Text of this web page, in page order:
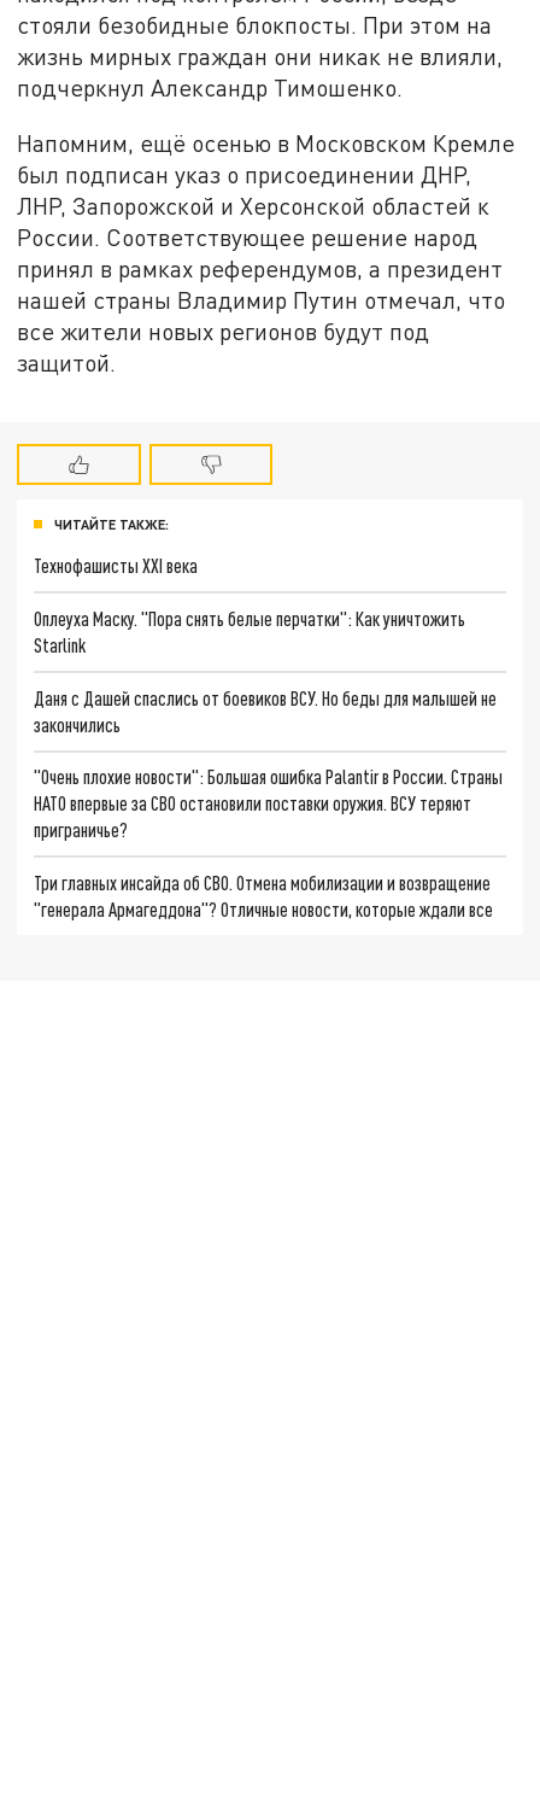
стояли безобидные блокпосты. При этом на
жизнь мирных граждан они никак не влияли,
подчеркнул Александр Тимошенко.
Напомним, ещё осенью в Московском Кремле
был подписан указ о присоединении ДНР,
ЛНР, Запорожской и Херсонской областей к
России. Соответствующее решение народ
принял в рамках референдумов, а президент
нашей страны Владимир Путин отмечал, что
все жители новых регионов будут под
защитой.
ЧИТАЙТЕ ТАКЖЕ:
Технофашисты XXI века
Оплеуха Маску. "Пора снять белые перчатки": Как уничтожить
Starlink
Даня с Дашей спаслись от боевиков ВСУ. Но беды для малышей не
закончились
"Очень плохие новости": Большая ошибка Palantir в России. Страны
НАТО впервые за СВО остановили поставки оружия. ВСУ теряют
приграничье?
Три главных инсайда об СВО. Отмена мобилизации и возвращение
"генерала Армагеддона"? Отличные новости, которые ждали все